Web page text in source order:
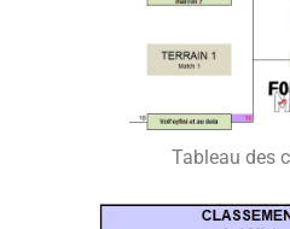
Tableau des